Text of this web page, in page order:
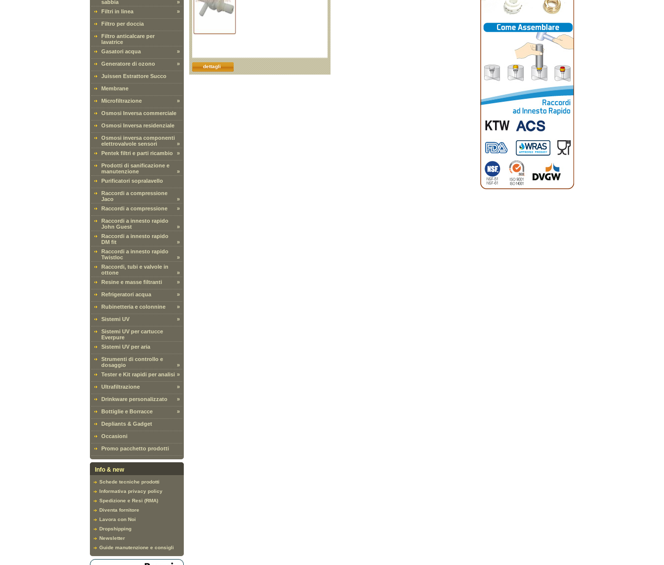
sabbia
»
Filtri in linea
»
Filtro per doccia
Filtro anticalcare per
lavatrice
Gasatori acqua
»
Generatore di ozono »
Juissen Estrattore Succo
Membrane
Microfiltrazione »
Osmosi Inversa commerciale
Osmosi Inversa residenziale
Osmosi inversa componenti
elettrovalvole sensori
»
Pentek filtri e parti ricambio
»
Prodotti di sanificazione e
manutenzione
»
Purificatori sopralavello
Raccordi a compressione
Jaco
»
Raccordi a compressione
»
Raccordi a innesto rapido
John Guest
»
Raccordi a innesto rapido
DM fit
»
Raccordi a innesto rapido
Twistloc
»
Raccordi, tubi e valvole in
ottone
»
Resine e masse filtranti
»
Refrigeratori acqua »
Rubinetteria e colonnine »
Sistemi UV »
Sistemi UV per cartucce
Everpure
Sistemi UV per aria
Strumenti di controllo e
dosaggio
»
Tester e Kit rapidi per analisi »
Ultrafiltrazione »
Drinkware personalizzato »
Bottiglie e Borracce »
Depliants & Gadget
Occasioni
Promo pacchetto prodotti
Info & new
Schede tecniche prodotti
Informativa privacy policy
Spedizione e Resi (RMA)
Diventa fornitore
Lavora con Noi
Dropshipping
Newsletter
Guide manutenzione e consigli
dettagli